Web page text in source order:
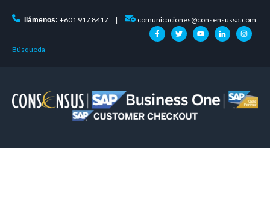
llámenos: +601 917 8417 comunicaciones@consensussa.com
Búsqueda